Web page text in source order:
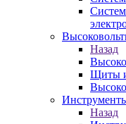
Назад
Щиты
Назад